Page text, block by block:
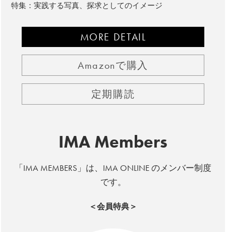
特集：実践する写真、探求としてのイメージ
MORE DETAIL
Amazonで購入
定期購読
IMA Members
「IMA MEMBERS」は、IMA ONLINE のメンバー制度
です。
＜会員特典＞